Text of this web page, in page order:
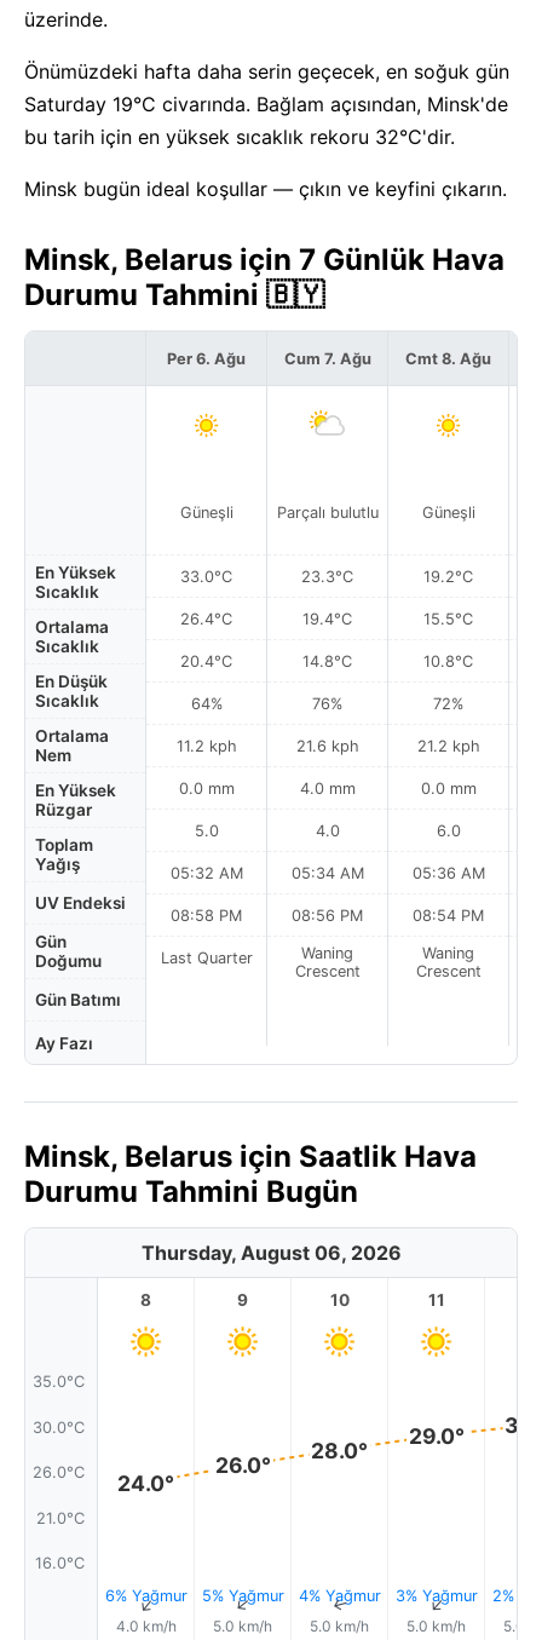
üzerinde.
Önümüzdeki hafta daha serin geçecek, en soğuk gün
Saturday 19°C civarında. Bağlam açısından, Minsk'de
bu tarih için en yüksek sıcaklık rekoru 32°C'dir.
Minsk bugün ideal koşullar — çıkın ve keyfini çıkarın.
Minsk, Belarus için 7 Günlük Hava
Durumu Tahmini 🇧🇾
En Yüksek
Sıcaklık
Ortalama
Sıcaklık
En Düşük
Sıcaklık
Ortalama
Nem
En Yüksek
Rüzgar
Toplam
Yağış
UV Endeksi
Gün
Doğumu
Gün Batımı
Ay Fazı
Per 6. Ağu
Güneşli
33.0°C
26.4°C
20.4°C
64%
11.2 kph
0.0 mm
5.0
05:32 AM
08:58 PM
Last Quarter
Cum 7. Ağu
Parçalı bulutlu
23.3°C
19.4°C
14.8°C
76%
21.6 kph
4.0 mm
4.0
05:34 AM
08:56 PM
Waning
Crescent
Cmt 8. Ağu
Güneşli
19.2°C
15.5°C
10.8°C
72%
21.2 kph
0.0 mm
6.0
05:36 AM
08:54 PM
Waning
Crescent
Minsk, Belarus için Saatlik Hava
Durumu Tahmini Bugün
Thursday, August 06, 2026
35.0°C
30.0°C
26.0°C
21.0°C
16.0°C
8
24.0°
6% Yağmur
↑
4.0 km/h
9
26.0°
5% Yağmur
↑
5.0 km/h
10
28.0°
4% Yağmur
↑
5.0 km/h
11
29.0°
3% Yağmur
↑
5.0 km/h
2%
5.0